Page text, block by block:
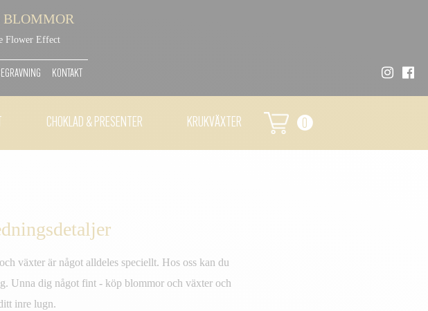
BLOMMOR
Flower Effect
KONTAKT
CHOKLAD & PRESENTER KRUKVÄXTER 0
växter är något alldeles speciellt. Hos oss kan du
Unna dig något fint - köp blommor och växter och
inre lugn.